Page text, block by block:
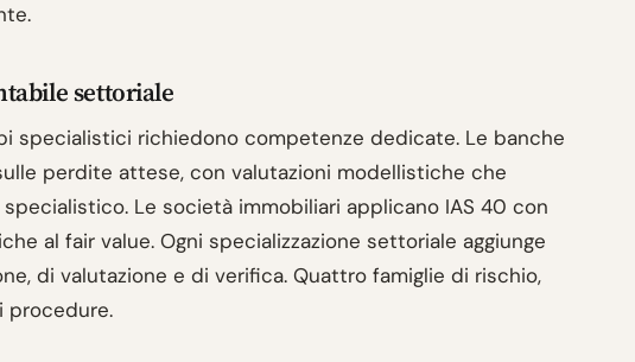
settoriale
specialistici richiedono competenze dedicate. Le banche
perdite attese, con valutazioni modellistiche che
Le società immobiliari applicano IAS 40 con
al fair value. Ogni specializzazione settoriale aggiunge
di valutazione e di verifica. Quattro famiglie di rischio,
procedure.